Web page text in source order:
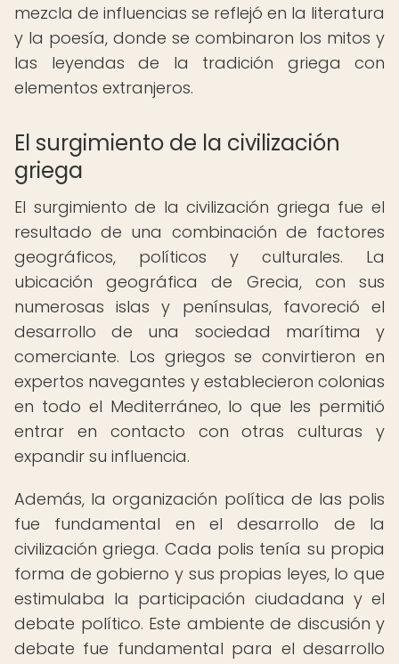
mezcla de influencias se reflejó en la literatura
y la poesía, donde se combinaron los mitos y
las leyendas de la tradición griega con
elementos extranjeros.
El surgimiento de la civilización
griega
El surgimiento de la civilización griega fue el
resultado de una combinación de factores
geográficos, políticos y culturales. La
ubicación geográfica de Grecia, con sus
numerosas islas y penínsulas, favoreció el
desarrollo de una sociedad marítima y
comerciante. Los griegos se convirtieron en
expertos navegantes y establecieron colonias
en todo el Mediterráneo, lo que les permitió
entrar en contacto con otras culturas y
expandir su influencia.
Además, la organización política de las polis
fue fundamental en el desarrollo de la
civilización griega. Cada polis tenía su propia
forma de gobierno y sus propias leyes, lo que
estimulaba la participación ciudadana y el
debate político. Este ambiente de discusión y
debate fue fundamental para el desarrollo